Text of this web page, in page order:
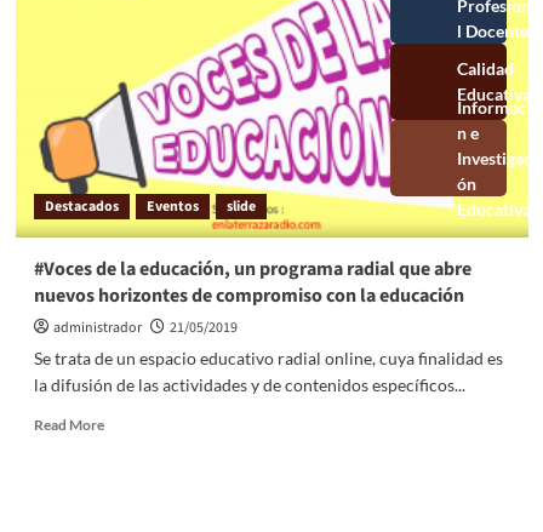
Destacados Eventos slide
#Voces de la educación, un programa radial que abre
nuevos horizontes de compromiso con la educación
administrador
21/05/2019
Se trata de un espacio educativo radial online, cuya finalidad es
la difusión de las actividades y de contenidos específicos...
Read More
Profesional
Docente
Calidad
Educativa
Información e
Investigación
Educativa